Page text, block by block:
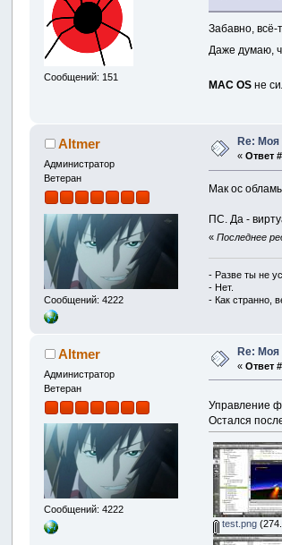
Сообщений: 151
Забавно, всё-
Даже думаю,
MAC OS не
Altmer
Администратор
Ветеран
Сообщений: 4222
Re: Моя
«Ответ
Мак ос
ПС. Да -
«Последнее
- Разве ты не
- Нет.
- Как странно,
Altmer
Администратор
Ветеран
Сообщений: 4222
Re: Моя
«Ответ
Управление
Остался
test.png